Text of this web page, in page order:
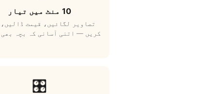
10 منٹ میں تیار
تصاویر لگائیں، قیمت
کریں — اتنی آسانی کہ بچہ
🎛️